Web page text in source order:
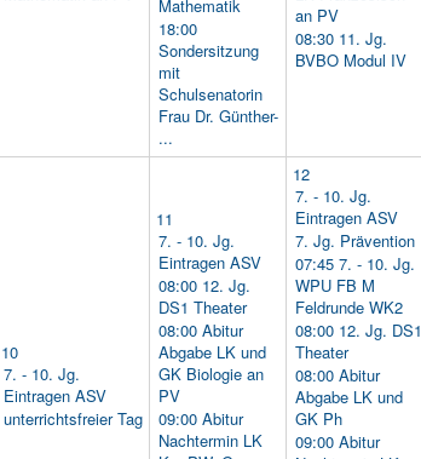
Mathematik
18:00
Sondersitzung
mit
Schulsenatorin
Frau Dr. Günther-
...
an PV
08:30 11. Jg.
BVBO Modul IV
10
7. - 10. Jg.
Eintragen ASV
unterrichtsfreier Tag
11
7. - 10. Jg.
Eintragen ASV
08:00 12. Jg.
DS1 Theater
08:00 Abitur
Abgabe LK und
GK Biologie an
PV
09:00 Abitur
Nachtermin LK
12
7. - 10. Jg.
Eintragen ASV
7. Jg. Prävention
07:45 7. - 10. Jg.
WPU FB M
Feldrunde WK2
08:00 12. Jg. DS1
Theater
08:00 Abitur
Abgabe LK und
GK Ph
09:00 Abitur